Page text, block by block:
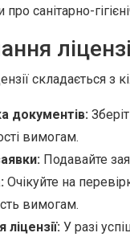
санітарно-
складається з
документів:
вимогам.
Подавайте
Очікуйте на
вимогам.
У разі